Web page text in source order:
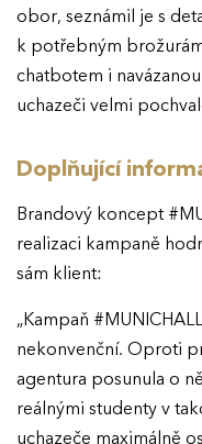
obor, seznámil je s
k potřebným
chatbotem i
uchazeči velmi
Doplňující
Brandový koncept
realizaci kampaně
sám klient:
„Kampaň
nekonvenční. Oproti
agentura posunula o
reálnými studenty v
uchazeče maximálně